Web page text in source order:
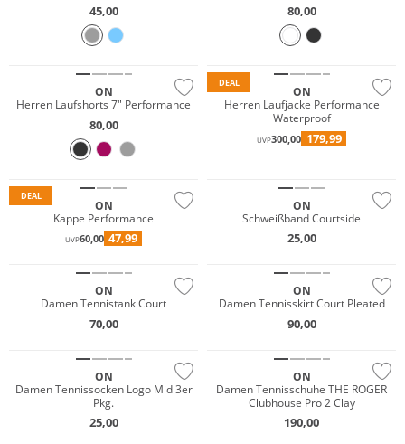
45,00 80,00
ON
Herren Laufshorts 7" Performance
80,00
DEAL
ON
Herren Laufjacke Performance
Waterproof
UVP300,00 179,99
DEAL
ON
Kappe Performance
UVP60,00 47,99
ON
Schweißband Courtside
25,00
ON
Damen Tennistank Court
70,00
ON
Damen Tennisskirt Court Pleated
90,00
ON
Damen Tennissocken Logo Mid 3er
Pkg.
25,00
ON
Damen Tennisschuhe THE ROGER
Clubhouse Pro 2 Clay
190,00